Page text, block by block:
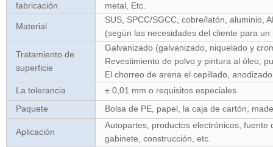
fabricación
metal, Etc.
Material
SUS, SPCC/SGCC, cobre/latón, aluminio,
(según las necesidades del cliente para
Tratamiento de
superficie
Galvanizado (galvanizado, niquelado y
Revestimiento de polvo y pintura al óleo,
El chorreo de arena el cepillado,
La tolerancia
±0,01 mm o requisitos especiales
Paquete
Bolsa de PE, papel, la caja de cartón,
Aplicación
Autopartes, productos electrónicos, fuente
gabinete, construcción, etc.